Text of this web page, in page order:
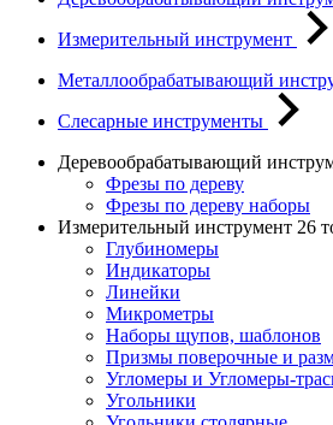
Измерительный инструмент
Металлообрабатывающий
Слесарные инструменты
Деревообрабатывающий
Фрезы по дереву
Фрезы по дереву наборы
Измерительный инструмент 26
Глубиномеры
Индикаторы
Линейки
Микрометры
Наборы щупов, шаблонов
Призмы поверочные и
Угломеры и Угломеры-
Угольники